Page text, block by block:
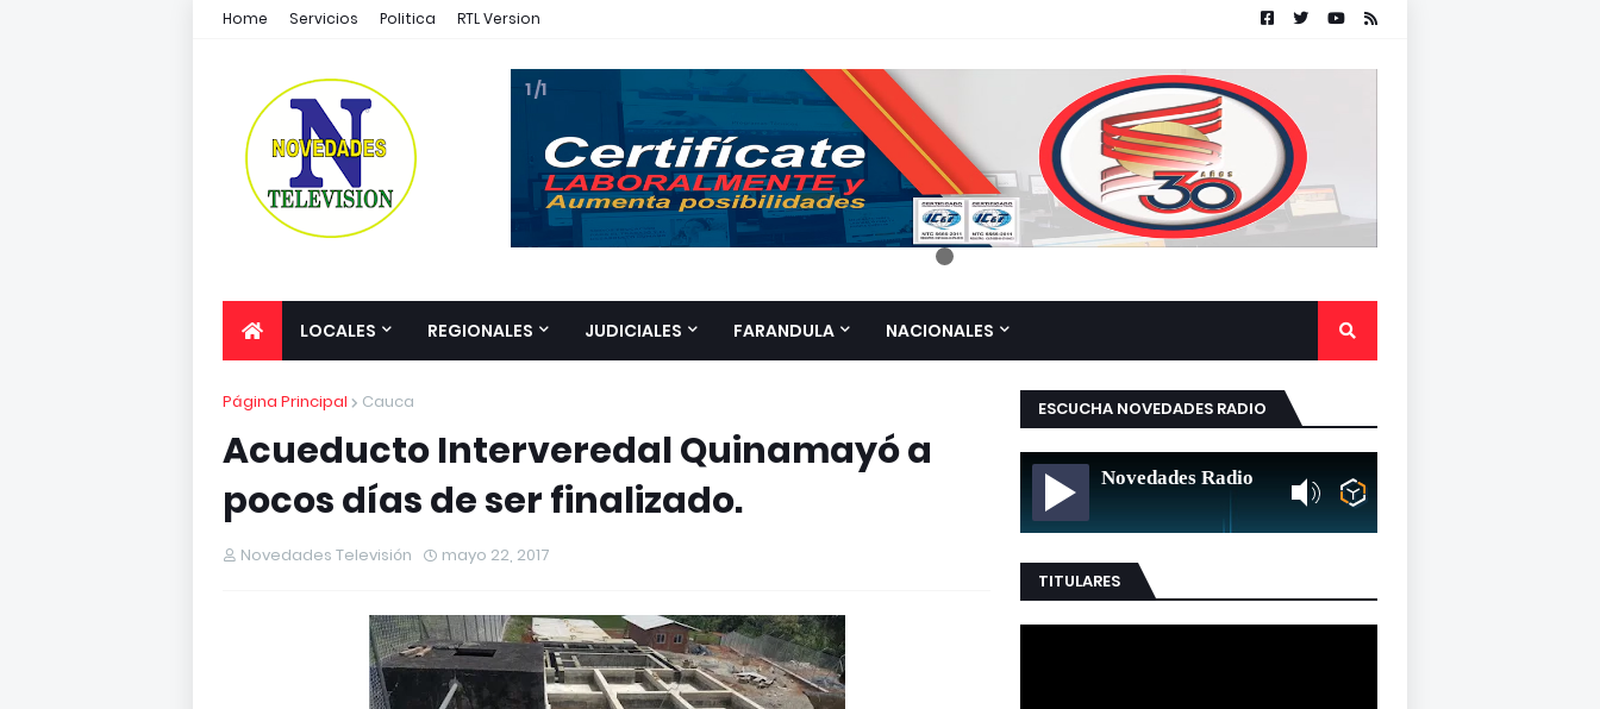
Home Servicios Politica RTL Version
1 /1
LOCALES REGIONALES JUDICIALES FARANDULA NACIONALES
Página Principal Cauca
Acueducto Interveredal Quinamayó a
pocos días de ser finalizado.
Novedades Televisión mayo 22, 2017
ESCUCHA NOVEDADES RADIO
Novedades Radio
TITULARES